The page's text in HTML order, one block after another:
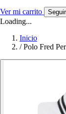
Ver mi carrito
Loading...
Inicio
/ Polo Fred